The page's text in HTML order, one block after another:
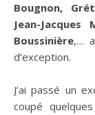
Bougnon,
Jean-
Boussinière,…
d’exception.
J’ai passé un
coupé